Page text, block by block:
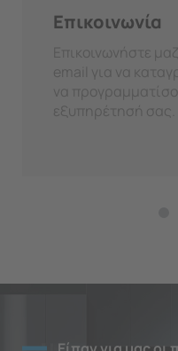
Επικοινωνία
Επικοινωνήστε
email για να
να
εξυπηρέτησή σας.